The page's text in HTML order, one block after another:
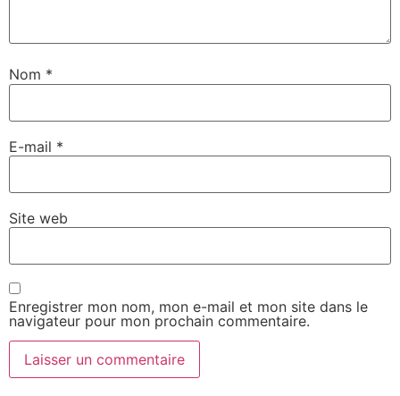
Nom *
E-mail *
Site web
Enregistrer mon nom, mon e-mail et mon site dans le
navigateur pour mon prochain commentaire.